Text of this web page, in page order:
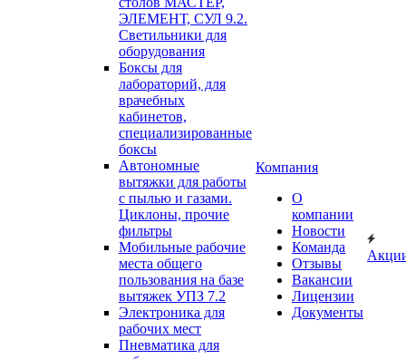
ЭЛЕМЕНТ, СУЛ 9.2.
Светильники для
оборудования
Боксы для
лабораторий, для
врачебных
кабинетов,
специализированные
боксы
Автономные
вытяжки для работы
с пылью и газами.
Циклоны, прочие
фильтры
Мобильные рабочие
места общего
пользования на базе
вытяжек УПЗ 7.2
Электроника для
рабочих мест
Пневматика для
Компания
О
компании
Новости
Команда
Отзывы
Вакансии
Лицензии
Документы